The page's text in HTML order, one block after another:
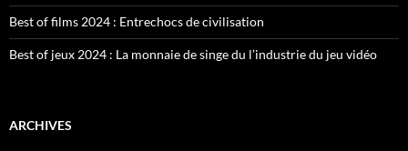
Best of films 2024 : Entrechocs de civilisation
Best of jeux 2024 : La monnaie de singe du l’industrie du jeu vidéo
ARCHIVES